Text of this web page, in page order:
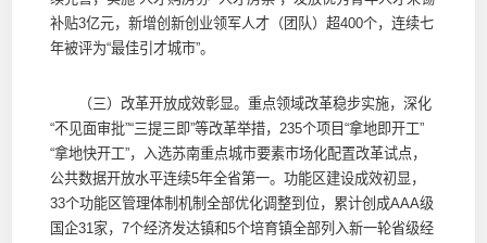
补贴3亿元，新增创新创业领军人才（团队）超400个，连续七
年被评为“最佳引才城市”。
（三）改革开放成效彰显。重点领域改革稳步实施，深化
“不见面审批”“三提三即”等改革举措，235个项目“拿地即开工”
“拿地快开工”，入选苏南重点城市要素市场化配置改革试点，
公共数据开放水平连续5年全省第一。功能区建设成效初显，
33个功能区管理体制机制全部优化调整到位，累计创成AAA级
国企31家，7个经济发达镇和5个培育镇全部列入新一轮省级经